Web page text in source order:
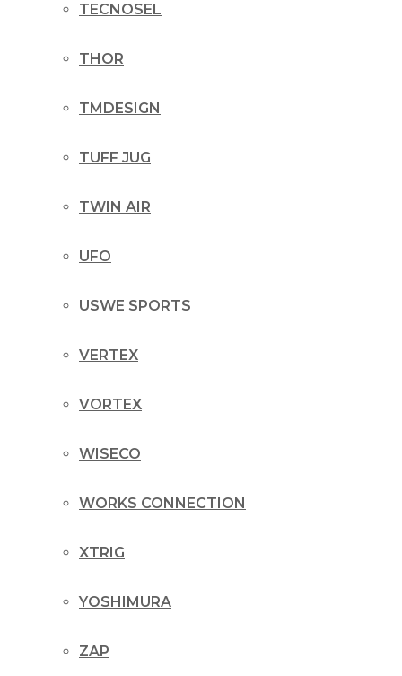
TECNOSEL
THOR
TMDESIGN
TUFF JUG
TWIN AIR
UFO
USWE SPORTS
VERTEX
VORTEX
WISECO
WORKS CONNECTION
XTRIG
YOSHIMURA
ZAP